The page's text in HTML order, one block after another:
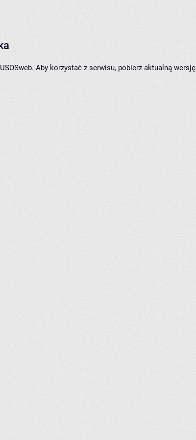
Aby korzystać z serwisu, pobierz aktualną wersję